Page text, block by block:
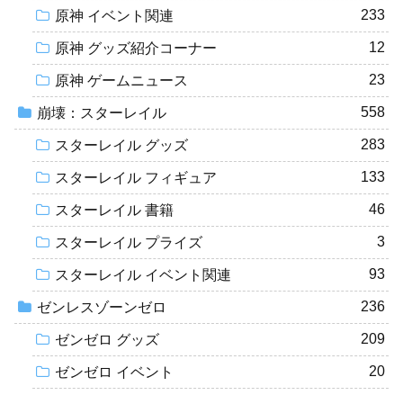
原神 イベント関連 233
原神 グッズ紹介コーナー 12
原神 ゲームニュース 23
崩壊：スターレイル 558
スターレイル グッズ 283
スターレイル フィギュア 133
スターレイル 書籍 46
スターレイル プライズ 3
スターレイル イベント関連 93
ゼンレスゾーンゼロ 236
ゼンゼロ グッズ 209
ゼンゼロ イベント 20